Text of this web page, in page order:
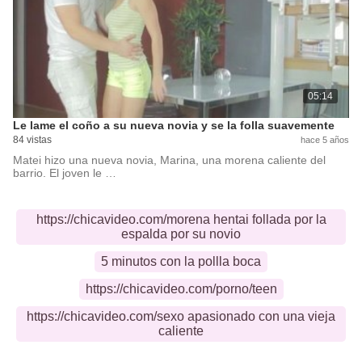
05:14
Le lame el coño a su nueva novia y se la folla suavemente
84 vistas hace 5 años
Matei hizo una nueva novia, Marina, una morena caliente del
barrio. El joven le …
https://chicavideo.com/morena hentai follada por la
espalda por su novio
5 minutos con la pollla boca
https://chicavideo.com/porno/teen
https://chicavideo.com/sexo apasionado con una vieja
caliente